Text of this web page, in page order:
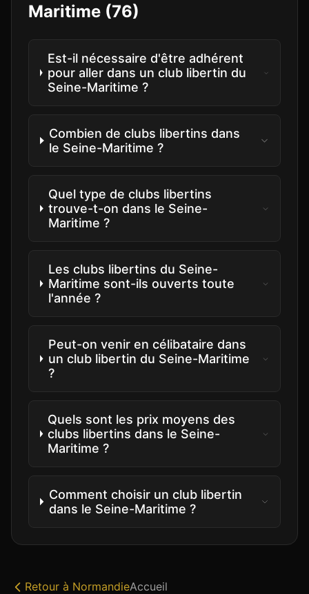
Maritime (76)
Est-il nécessaire d'être adhérent
pour aller dans un club libertin du
Seine-Maritime ?
Combien de clubs libertins dans
le Seine-Maritime ?
Quel type de clubs libertins
trouve-t-on dans le Seine-
Maritime ?
Les clubs libertins du Seine-
Maritime sont-ils ouverts toute
l'année ?
Peut-on venir en célibataire dans
un club libertin du Seine-Maritime
?
Quels sont les prix moyens des
clubs libertins dans le Seine-
Maritime ?
Comment choisir un club libertin
dans le Seine-Maritime ?
Retour à NormandieAccueil